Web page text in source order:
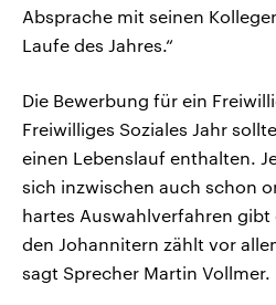
Absprache mit seinen
Laufe des Jahres.“
Die Bewerbung für ein
Freiwilliges Soziales Jahr
einen Lebenslauf enthalten.
sich inzwischen auch schon
hartes Auswahlverfahren gibt
den Johannitern zählt vor
sagt Sprecher Martin Vollmer.